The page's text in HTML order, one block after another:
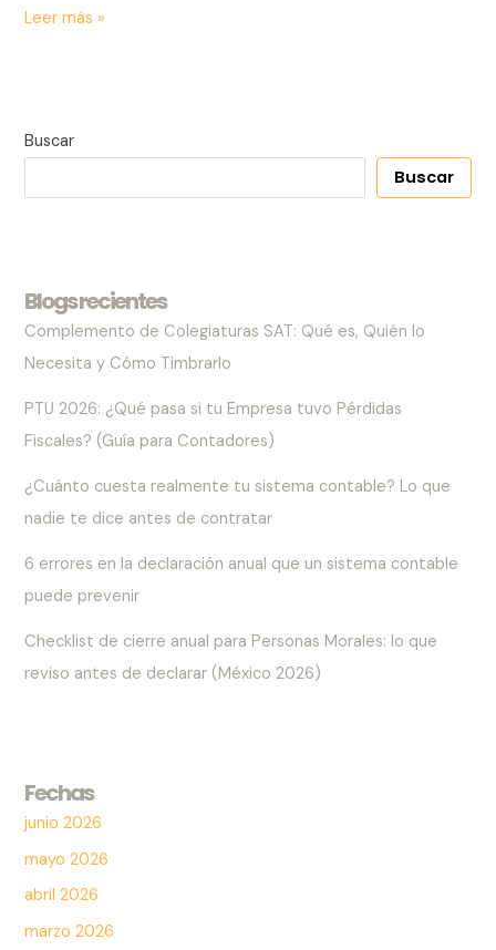
Leer más »
Buscar
Buscar
Blogs recientes
Complemento de Colegiaturas SAT: Qué es, Quién lo
Necesita y Cómo Timbrarlo
PTU 2026: ¿Qué pasa si tu Empresa tuvo Pérdidas
Fiscales? (Guía para Contadores)
¿Cuánto cuesta realmente tu sistema contable? Lo que
nadie te dice antes de contratar
6 errores en la declaración anual que un sistema contable
puede prevenir
Checklist de cierre anual para Personas Morales: lo que
reviso antes de declarar (México 2026)
Fechas
junio 2026
mayo 2026
abril 2026
marzo 2026